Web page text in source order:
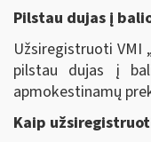
Pilstau dujas į
Užsiregistruoti VMI
pilstau dujas į
apmokestinamų
Kaip